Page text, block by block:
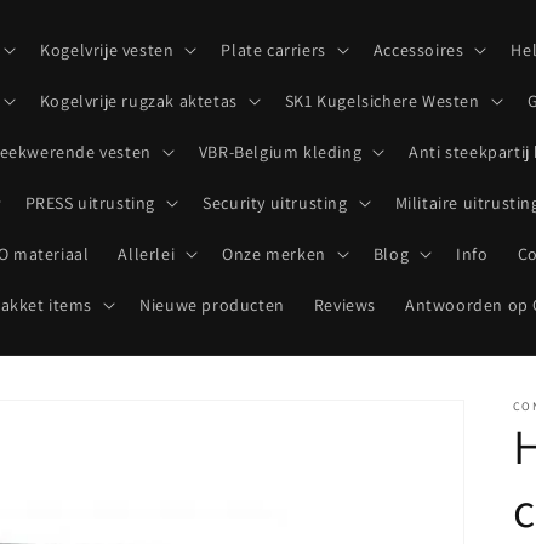
Kogelvrije vesten Plate carriers Accessoires
Kogelvrije rugzak aktetas SK1 Kugelsichere Westen
vesten VBR-Belgium kleding Anti steekpartij
PRESS uitrusting Security uitrusting Militaire
materiaal Allerlei Onze merken Blog Info
items Nieuwe producten Reviews Antwoorden op